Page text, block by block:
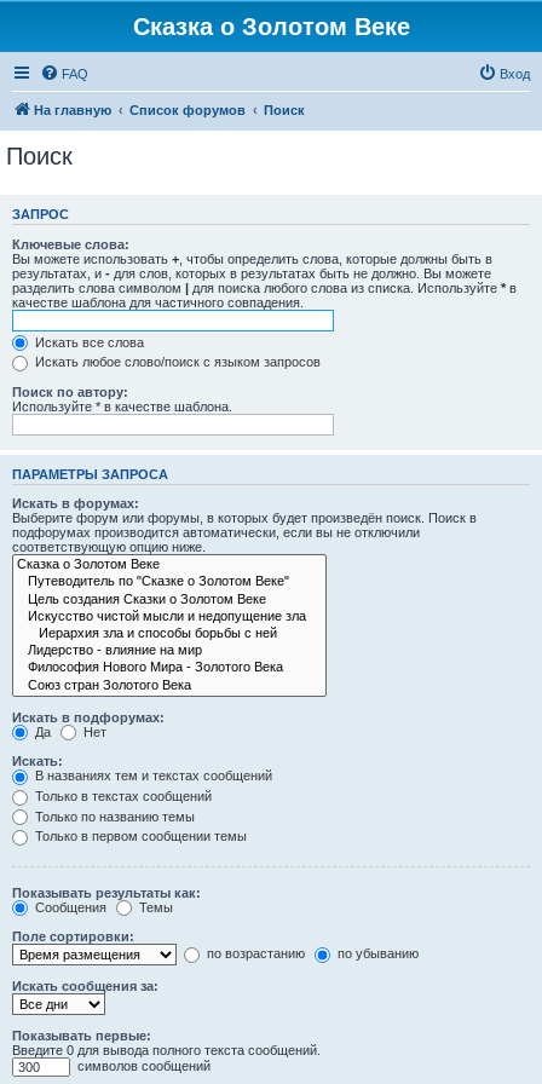
Сказка о Золотом Веке
FAQ Вход
На главную Список форумов Поиск
Поиск
ЗАПРОС
Ключевые слова:
Вы можете использовать + , чтобы определить слова, которые должны быть в
результатах, и - для слов, которых в результатах быть не должно. Вы можете
разделить слова символом | для поиска любого слова из списка. Используйте * в
качестве шаблона для частичного совпадения.
Искать все слова
Искать любое слово/поиск с языком запросов
Поиск по автору:
Используйте * в качестве шаблона.
ПАРАМЕТРЫ ЗАПРОСА
Искать в форумах:
Выберите форум или форумы, в которых будет произведён поиск. Поиск в
подфорумах производится автоматически, если вы не отключили
соответствующую опцию ниже.
Искать в подфорумах:
Да
Нет
Искать:
В названиях тем и текстах сообщений
Только в текстах сообщений
Только по названию темы
Только в первом сообщении темы
Показывать результаты как:
Сообщения
Темы
Поле сортировки:
по возрастанию
по убыванию
Искать сообщения за:
Показывать первые:
Введите 0 для вывода полного текста сообщений.
символов сообщений